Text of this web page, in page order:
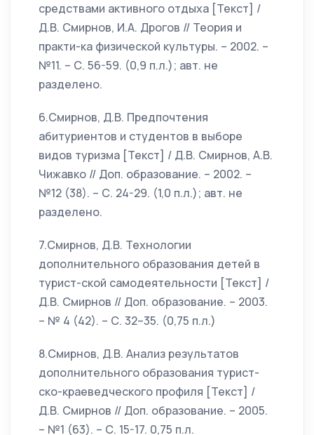
средствами активного отдыха [Текст] /
Д.В. Смирнов, И.А. Дрогов // Теория и
практи-ка физической культуры. – 2002. –
№11. – С. 56-59. (0,9 п.л.); авт. не
разделено.
6.Смирнов, Д.В. Предпочтения
абитуриентов и студентов в выборе
видов туризма [Текст] / Д.В. Смирнов, А.В.
Чижавко // Доп. образование. – 2002. –
№12 (38). – С. 24-29. (1,0 п.л.); авт. не
разделено.
7.Смирнов, Д.В. Технологии
дополнительного образования детей в
турист-ской самодеятельности [Текст] /
Д.В. Смирнов // Доп. образование. – 2003.
– № 4 (42). – С. 32–35. (0,75 п.л.)
8.Смирнов, Д.В. Анализ результатов
дополнительного образования турист-
ско-краеведческого профиля [Текст] /
Д.В. Смирнов // Доп. образование. – 2005.
– №1 (63). – С. 15-17. 0,75 п.л.